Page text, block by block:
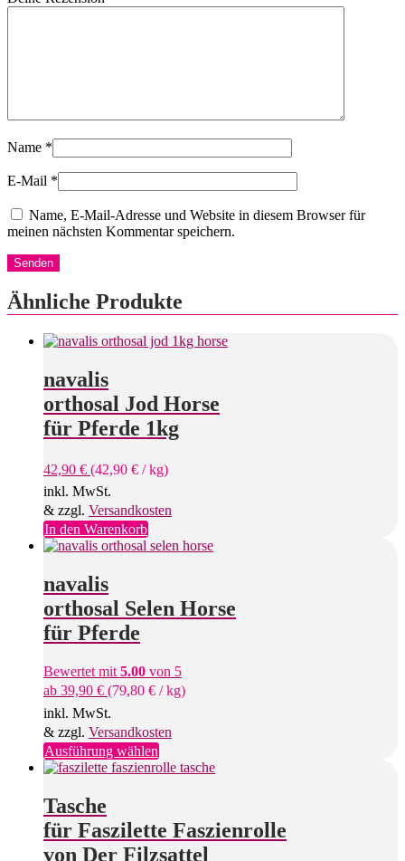
Name *
E-Mail *
Name, E-Mail-Adresse und Website in diesem Browser für
meinen nächsten Kommentar speichern.
Ähnliche Produkte
navalis
orthosal Jod Horse
für Pferde 1kg
42,90 € (42,90 € /kg)
inkl. MwSt.
& zzgl. Versandkosten
In den Warenkorb
navalis
orthosal Selen Horse
für Pferde
Bewertet mit 5.00 von 5
ab 39,90 € (79,80 € /kg)
inkl. MwSt.
& zzgl. Versandkosten
Ausführung wählenDieses
Produkt
auf.
Tasche
für Faszilette Faszienrolle
von Der Filzsattel